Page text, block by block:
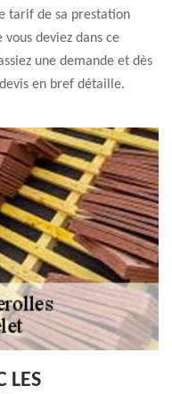
tarif de sa prestation
deviez dans ce
une demande et dès
en bref détaille.
LES